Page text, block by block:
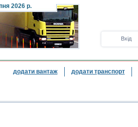
2026 р.
Вхід
додати вантаж додати транспорт